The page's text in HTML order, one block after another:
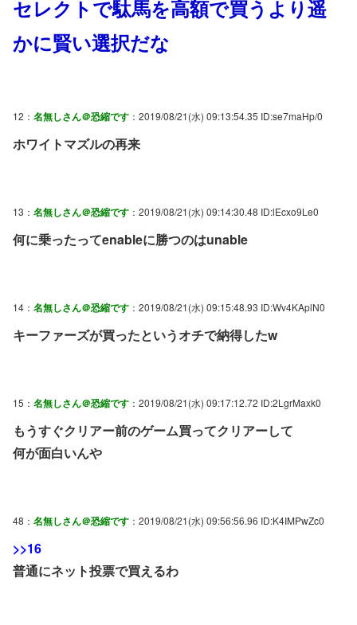
セレクトで駄馬を高額で買うより遥
かに賢い選択だな
12： 名無しさん＠恐縮です ：2019/08/21(水) 09:13:54.35 ID:se7maHp/0
ホワイトマズルの再来
13： 名無しさん＠恐縮です ：2019/08/21(水) 09:14:30.48 ID:lEcxo9Le0
何に乗ったってenableに勝つのはunable
14： 名無しさん＠恐縮です ：2019/08/21(水) 09:15:48.93 ID:Wv4KAplN0
キーファーズが買ったというオチで納得したw
15： 名無しさん＠恐縮です ：2019/08/21(水) 09:17:12.72 ID:2LgrMaxk0
もうすぐクリアー前のゲーム買ってクリアーして
何が面白いんや
48： 名無しさん＠恐縮です ：2019/08/21(水) 09:56:56.96 ID:K4IMPwZc0
>>16
普通にネット投票で買えるわ